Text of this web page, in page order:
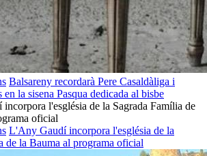
Balsareny recordarà Pere Casaldàliga i
la sisena Pasqua dedicada al bisbe
L'Any Gaudí incorpora l'església de la
de la Bauma al programa oficial